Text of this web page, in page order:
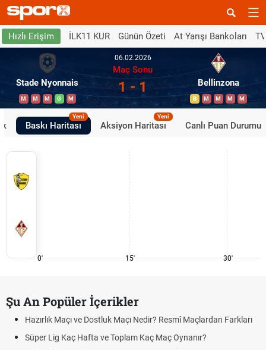
Hızlı Erişim İLK11 KUR Günün Özeti At Yarışı Bankoları
Stade Nyonnais
M M M G M
06.02.2026
Maç Sonu
1 - 1 Bellinzona
B M M M M
Baskı Haritası
Yeni
Aksiyon Haritası
Yeni
Canlı Puan Durumu
0' 15' 30'
Şu An Popüler İçerikler
Hazırlık Maçı ve Dostluk Maçı Nedir? Resmî Maçlardan Farkları
Süper Lig Kaç Hafta ve Toplam Kaç Maç Oynanır?